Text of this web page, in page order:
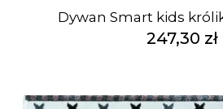
Dywan Smart kids
247,30 zł